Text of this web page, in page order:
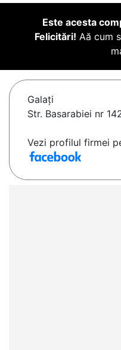
Este acesta
Felicitări! Aă cum
Galaţi
Str. Basarabiei nr
Vezi profilul firmei